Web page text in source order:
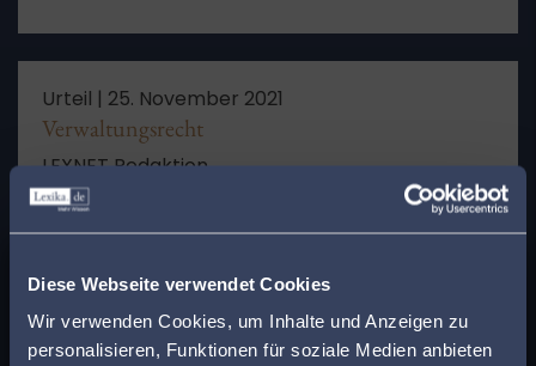
Diese Webseite verwendet Cookies
Wir verwenden Cookies, um Inhalte und Anzeigen zu
personalisieren, Funktionen für soziale Medien anbieten
Urteil | 25. November 2021
Verwaltungsrecht
LEXNET Redaktion
13 T 15372/21
mehr lesen
Finden Sie den
passenden Anwalt in